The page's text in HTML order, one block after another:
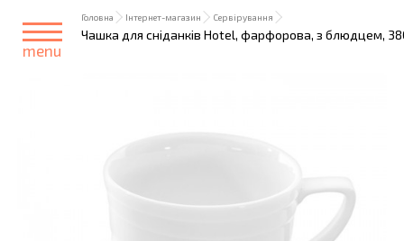
menu
Головна Інтернет-магазин Сервірування
Чашка для сніданків Hotel, фарфорова, з блюдцем,